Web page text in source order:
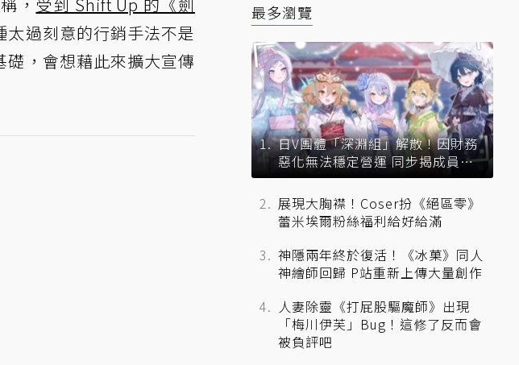
太過刻意的行銷手法不是
，會想藉此來擴大宣傳
最多瀏覽
日V團體「深淵組」解散！因財務
惡化無法穩定營運 同步揭成員未
來去向
展現大胸襟！Coser扮《絕區零》
蕾米埃爾粉絲福利給好給滿
神隱兩年終於復活！《冰菓》同人
神繪師回歸 P站重新上傳大量創作
人妻除靈《打屁股驅魔師》出現
「梅川伊芙」Bug！這修了反而會
被負評吧